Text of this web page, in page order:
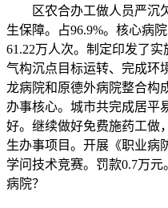
区农合办工做人员严沉欠
生保障。占96.9%。核心病
61.22万人次。制定印发了
气构沉点目标运转、完成环
龙病院和原德外病院整合构
办事核心。城市共完成居平
好。继续做好免费施药工做
生办事项目。开展《职业病
学问技术竞赛。罚款0.7万
病院？